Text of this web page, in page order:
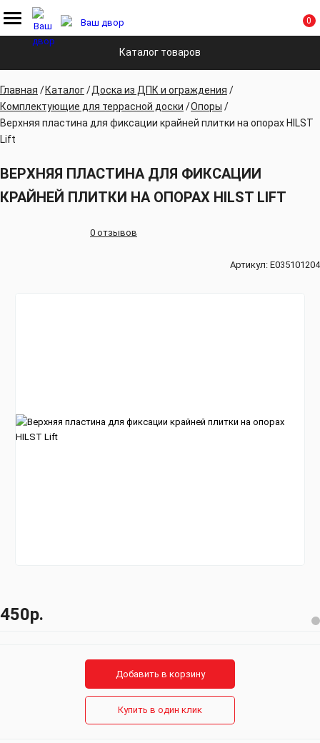
0
Каталог товаров
Главная Каталог
Доска из ДПК и ограждения
Комплектующие для террасной доски
Опоры
Верхняя пластина для фиксации крайней плитки на опорах HILST
Lift
ВЕРХНЯЯ ПЛАСТИНА ДЛЯ ФИКСАЦИИ
КРАЙНЕЙ ПЛИТКИ НА ОПОРАХ HILST LIFT
Артикул: E035101204
0 отзывов
450р.
Добавить в корзину
Купить в один клик